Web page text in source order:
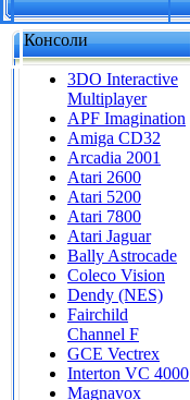
Консоли
3DO Interactive
Multiplayer
APF Imagination
Amiga CD32
Arcadia 2001
Atari 2600
Atari 5200
Atari 7800
Atari Jaguar
Bally Astrocade
Coleco Vision
Dendy (NES)
Fairchild
Channel F
GCE Vectrex
Interton VC 4000
Magnavox